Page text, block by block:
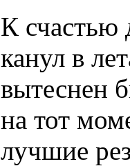
К счастью
канул в
вытеснен
на тот
лучшие